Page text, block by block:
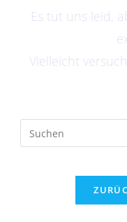
Es tut uns leid,
Vielleicht